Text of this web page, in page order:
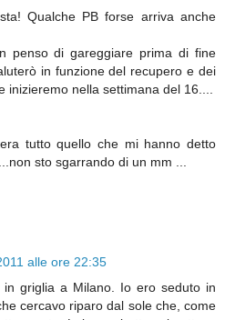
Qualche PB forse arriva anche
penso di gareggiare prima di fine
in funzione del recupero e dei
inizieremo nella settimana del 16....
tutto quello che mi hanno detto
sto sgarrando di un mm ...
alle ore 22:35
in griglia a Milano. Io ero seduto in
cercavo riparo dal sole che, come